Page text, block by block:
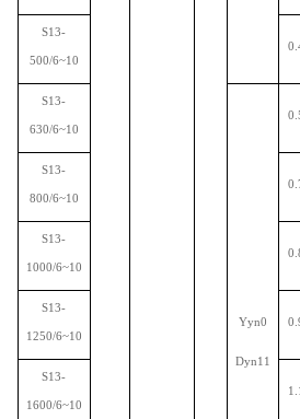
S13-
500/6~10
S13-
630/6~10
Yyn0
Dyn11
S13-
800/6~10
S13-
1000/6~10
S13-
1250/6~10
S13-
1600/6~10